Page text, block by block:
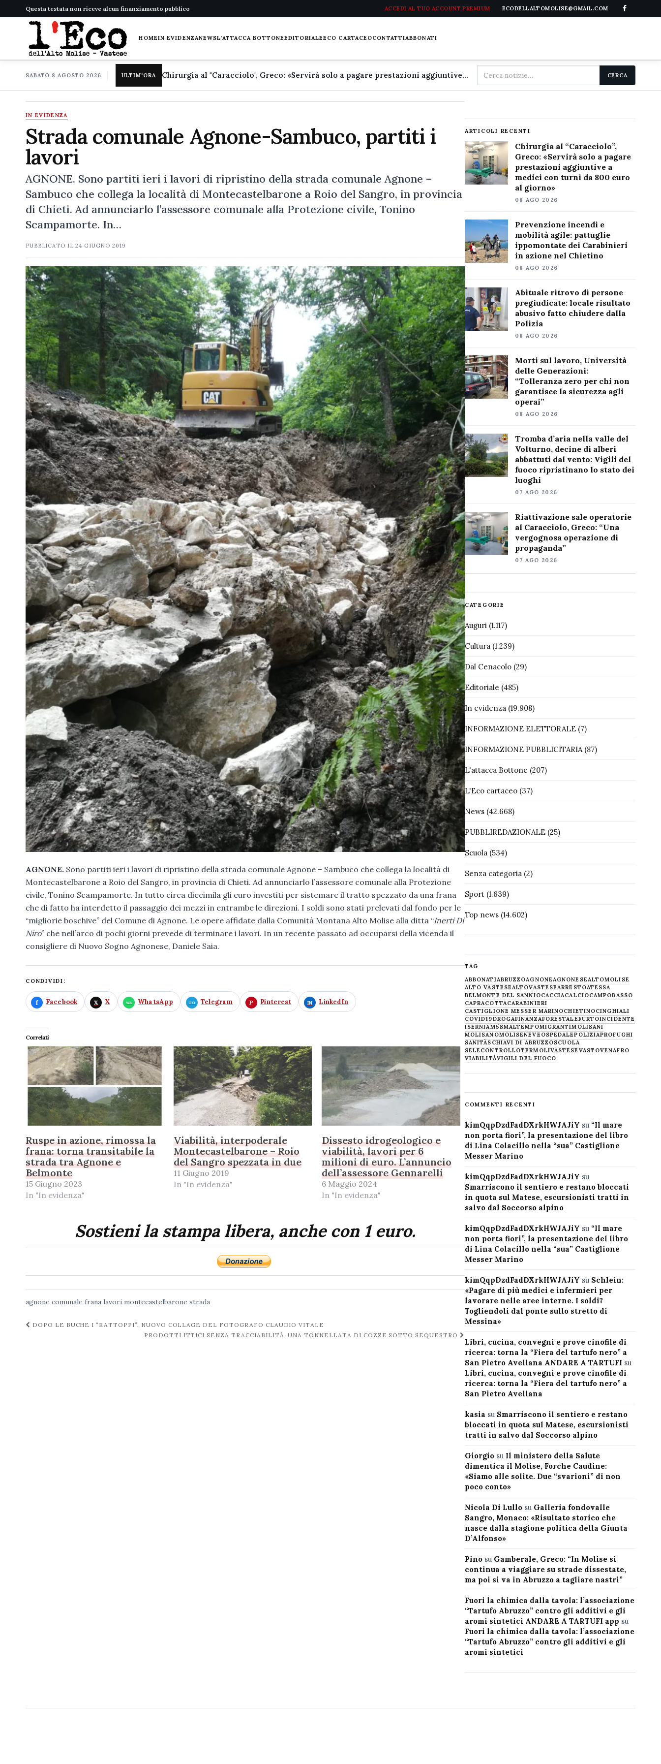
Questa testata non riceve alcun finanziamento pubblico ACCEDI AL TUO ACCOUNT PREMIUM ECODELLALTOMOLISE@GMAIL.COM
HOMEIN EVIDENZANEWSL'ATTACCA BOTTONEEDITORIALEECO CARTACEOCONTATTIABBONATI
SABATO 8 AGOSTO 2026 ULTIM'ORA Chirurgia al "Caracciolo", Greco: «Servirà solo a pagare prestazioni aggiuntive a medici con turni da 800 euro al giorno»
Cerca
nel
CERCA
IN EVIDENZA
Strada comunale Agnone-Sambuco, partiti i
lavori
AGNONE. Sono partiti ieri i lavori di ripristino della strada comunale Agnone –
Sambuco che collega la località di Montecastelbarone a Roio del Sangro, in provincia
di Chieti. Ad annunciarlo l’assessore comunale alla Protezione civile, Tonino
Scampamorte. In…
PUBBLICATO IL24 GIUGNO 2019
AGNONE. Sono partiti ieri i lavori di ripristino della strada comunale Agnone – Sambuco che collega la località di
Montecastelbarone a Roio del Sangro, in provincia di Chieti. Ad annunciarlo l’assessore comunale alla Protezione
civile, Tonino Scampamorte. In tutto circa diecimila gli euro investiti per sistemare il tratto spezzato da una frana
che di fatto ha interdetto il passaggio dei mezzi in entrambe le direzioni. I soldi sono stati prelevati dal fondo per le
“migliorie boschive” del Comune di Agnone. Le opere affidate dalla Comunità Montana Alto Molise alla ditta “Inerti Di
Niro” che nell’arco di pochi giorni prevede di terminare i lavori. In un recente passato ad occuparsi della vicenda il
consigliere di Nuovo Sogno Agnonese, Daniele Saia.
CONDIVIDI:
Facebook X WhatsApp Telegram Pinterest LinkedIn
Correlati
Ruspe in azione, rimossa la
frana: torna transitabile la
strada tra Agnone e
Belmonte
15 Giugno 2023
In "In evidenza"
Viabilità, interpoderale
Montecastelbarone – Roio
del Sangro spezzata in due
11 Giugno 2019
In "In evidenza"
Dissesto idrogeologico e
viabilità, lavori per 6
milioni di euro. L’annuncio
dell’assessore Gennarelli
6 Maggio 2024
In "In evidenza"
Sostieni la stampa libera, anche con 1 euro.
agnone comunale frana lavori montecastelbarone strada
Navigazione
DOPO LE BUCHE I “RATTOPPI”, NUOVO COLLAGE DEL FOTOGRAFO CLAUDIO VITALE
PRODOTTI ITTICI SENZA TRACCIABILITÀ, UNA TONNELLATA DI COZZE SOTTO SEQUESTRO
ARTICOLI RECENTI
Chirurgia al “Caracciolo”,
Greco: «Servirà solo a pagare
prestazioni aggiuntive a
medici con turni da 800 euro
al giorno»
08 AGO 2026
Prevenzione incendi e
mobilità agile: pattuglie
ippomontate dei Carabinieri
in azione nel Chietino
08 AGO 2026
Abituale ritrovo di persone
pregiudicate: locale risultato
abusivo fatto chiudere dalla
Polizia
08 AGO 2026
Morti sul lavoro, Università
delle Generazioni:
“Tolleranza zero per chi non
garantisce la sicurezza agli
operai”
08 AGO 2026
Tromba d’aria nella valle del
Volturno, decine di alberi
abbattuti dal vento: Vigili del
fuoco ripristinano lo stato dei
luoghi
07 AGO 2026
Riattivazione sale operatorie
al Caracciolo, Greco: “Una
vergognosa operazione di
propaganda”
07 AGO 2026
CATEGORIE
Auguri(1.117)
Cultura(1.239)
Dal Cenacolo(29)
Editoriale (485)
In evidenza(19.908)
INFORMAZIONE ELETTORALE(7)
INFORMAZIONE PUBBLICITARIA(87)
L'attacca Bottone (207)
L'Eco cartaceo(37)
News(42.668)
PUBBLIREDAZIONALE(25)
Scuola(534)
Senza categoria(2)
Sport(1.639)
Top news(14.602)
TAG
ABBONATIABRUZZOAGNONEAGNONESEALTOMOLISE
ALTO VASTESEALTOVASTESEARRESTOATESSA
BELMONTE DEL SANNIOCACCIACALCIOCAMPOBASSO
CAPRACOTTACARABINIERI
CASTIGLIONE MESSER MARINOCHIETINOCINGHIALI
COVID19DROGAFINANZAFORESTALEFURTOINCIDENTE
ISERNIAM5SMALTEMPOMIGRANTIMOLISANI
MOLISANOMOLISENEVE OSPEDALEPOLIZIAPROFUGHI
SANITÀSCHIAVI DI ABRUZZOSCUOLA
SELECONTROLLOTERMOLIVASTESE VASTOVENAFRO
VIABILITÀVIGILI DEL FUOCO
COMMENTI RECENTI
kimQqpDzdFadDXrkHWJAJiY su “Il mare
non porta fiori”, la presentazione del libro
di Lina Colacillo nella “sua” Castiglione
Messer Marino
kimQqpDzdFadDXrkHWJAJiY su
Smarriscono il sentiero e restano bloccati
in quota sul Matese, escursionisti tratti in
salvo dal Soccorso alpino
kimQqpDzdFadDXrkHWJAJiY su “Il mare
non porta fiori”, la presentazione del libro
di Lina Colacillo nella “sua” Castiglione
Messer Marino
kimQqpDzdFadDXrkHWJAJiY su Schlein:
«Pagare di più medici e infermieri per
lavorare nelle aree interne. I soldi?
Togliendoli dal ponte sullo stretto di
Messina»
Libri, cucina, convegni e prove cinofile di
ricerca: torna la “Fiera del tartufo nero” a
San Pietro Avellana ANDARE A TARTUFI su
Libri, cucina, convegni e prove cinofile di
ricerca: torna la “Fiera del tartufo nero” a
San Pietro Avellana
kasia su Smarriscono il sentiero e restano
bloccati in quota sul Matese, escursionisti
tratti in salvo dal Soccorso alpino
Giorgiosu Il ministero della Salute
dimentica il Molise, Forche Caudine:
«Siamo alle solite. Due “svarioni” di non
poco conto»
Nicola Di Lullosu Galleria fondovalle
Sangro, Monaco: «Risultato storico che
nasce dalla stagione politica della Giunta
D’Alfonso»
Pinosu Gamberale, Greco: “In Molise si
continua a viaggiare su strade dissestate,
ma poi si va in Abruzzo a tagliare nastri”
Fuori la chimica dalla tavola: l’associazione
“Tartufo Abruzzo” contro gli additivi e gli
aromi sintetici ANDARE A TARTUFI app su
Fuori la chimica dalla tavola: l’associazione
“Tartufo Abruzzo” contro gli additivi e gli
aromi sintetici